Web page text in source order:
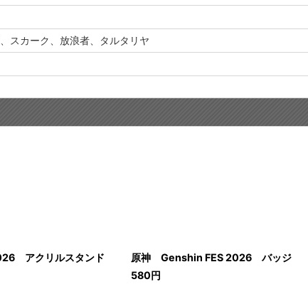
スカーク、放浪者、タルタリヤ
アクリルスタンド
原神 Genshin FES 2026 バッジ
580円